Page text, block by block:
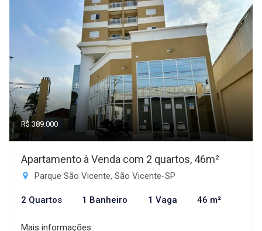
R$ 389.000
Apartamento à Venda com 2 quartos, 46m²
Parque São Vicente, São Vicente-SP
2 Quartos 1 Banheiro 1 Vaga 46 m²
Mais informações